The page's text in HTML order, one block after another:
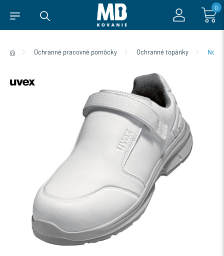
0
Ochranné pracovné pomôcky Ochranné topánky